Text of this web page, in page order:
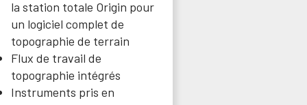
la station totale Origin pour
un logiciel complet de
topographie de terrain
Flux de travail de
topographie intégrés
Instruments pris en